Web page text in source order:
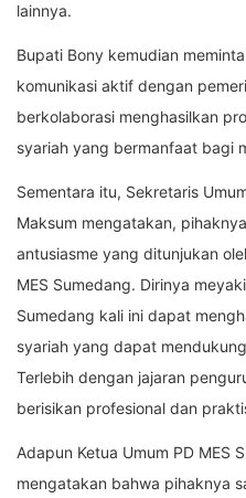
lainnya.
Bupati Bony kemudian
komunikasi aktif dengan
berkolaborasi menghasilkan
syariah yang bermanfaat bagi
Sementara itu, Sekretaris
Maksum mengatakan,
antusiasme yang ditunjukan
MES Sumedang. Dirinya
Sumedang kali ini dapat
syariah yang dapat
Terlebih dengan jajaran
berisikan profesional dan
Adapun Ketua Umum PD MES
mengatakan bahwa pihaknya